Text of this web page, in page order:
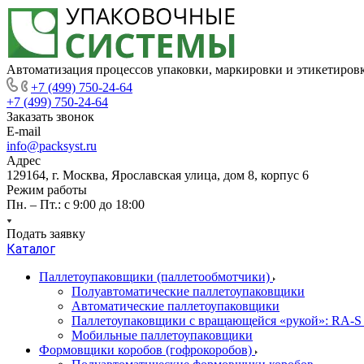
Автоматизация процессов упаковки, маркировки и
+7 (499) 750-24-64
+7 (499) 750-24-64
Заказать звонок
E-mail
info@packsyst.ru
Адрес
129164, г. Москва, Ярославская улица, дом 8, корпус 6
Режим работы
Пн. – Пт.: с 9:00 до 18:00
Подать заявку
Каталог
Паллетоупаковщики (паллетообмотчики)
Полуавтоматические паллетоупаковщики
Автоматические паллетоупаковщики
Паллетоупаковщики с вращающейся «рукой»: RA-
Мобильные паллетоупаковщики
Формовщики коробов (гофрокоробов)